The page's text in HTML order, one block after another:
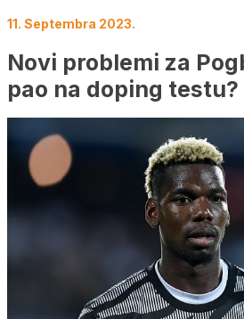
11. Septembra 2023.
Novi problemi za
pao na doping testu?